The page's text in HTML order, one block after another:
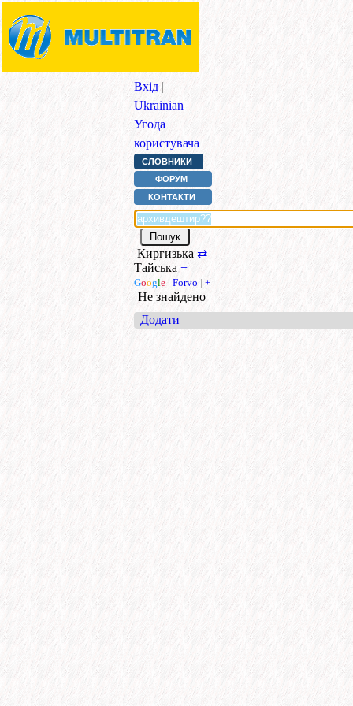
Вхід |
Ukrainian |
Угода
користувача
СЛОВНИКИ
ФОРУМ
КОНТАКТИ
Киргизька ⇄
Тайська +
Google | Forvo | +
Не знайдено
Додати